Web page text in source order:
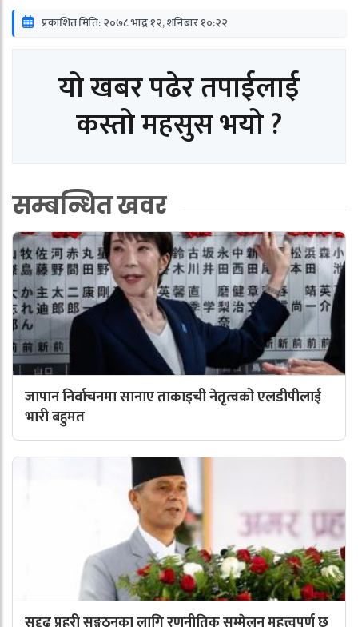
प्रकाशित मिति: २०७८ भाद्र १२, शनिबार १०:२२
यो खबर पढेर तपाईलाई
कस्तो महसुस भयो ?
सम्बन्धित खवर
जापान निर्वाचनमा सानाए ताकाइची नेतृत्वको एलडीपीलाई
भारी बहुमत